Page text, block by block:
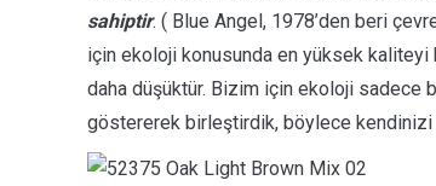
sahiptir. ( Blue Angel, 1978’den beri
için ekoloji konusunda en yüksek
daha düşüktür. Bizim için ekoloji sadece
göstererek birleştirdik, böylece